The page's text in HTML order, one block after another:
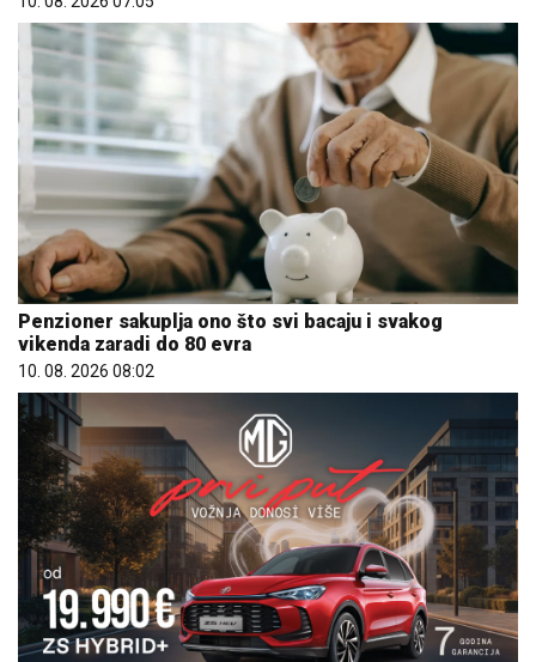
Penzioner sakuplja ono što svi bacaju i svakog
vikenda zaradi do 80 evra
10. 08. 2026 08:02